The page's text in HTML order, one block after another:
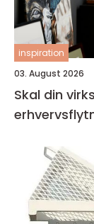
inspiration
03. August 2026
Skal din